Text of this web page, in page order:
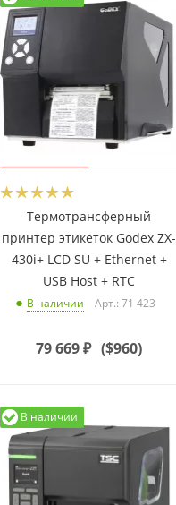
Термотрансферный
принтер этикеток Godex ZX-
430i+ LCD SU + Ethernet +
USB Host + RTC
В наличии Арт.: 71 423
79 669₽ ($960)
В наличии